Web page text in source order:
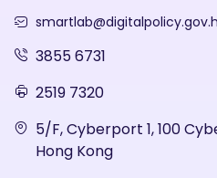
3855 6731
2519 7320
5/F, Cyberport 1, 100
Hong Kong